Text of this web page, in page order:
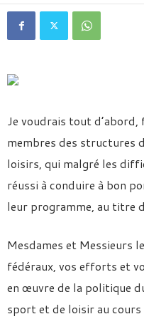
Je voudrais tout d’abord,
membres des structures
loisirs, qui malgré les
réussi à conduire à bon
leur programme, au titre
Mesdames et Messieurs
fédéraux, vos efforts et
en œuvre de la politique
sport et de loisir au cours